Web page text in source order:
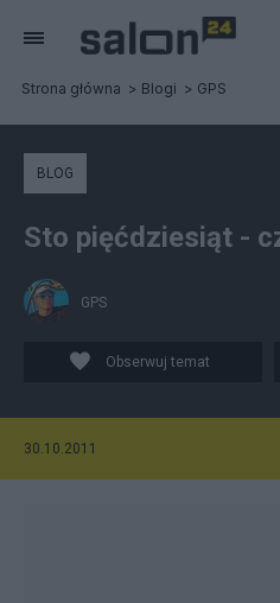
Strona główna Blogi GPS
BLOG
Sto pięćdziesiąt -
GPS
Obserwuj temat
30.10.2011